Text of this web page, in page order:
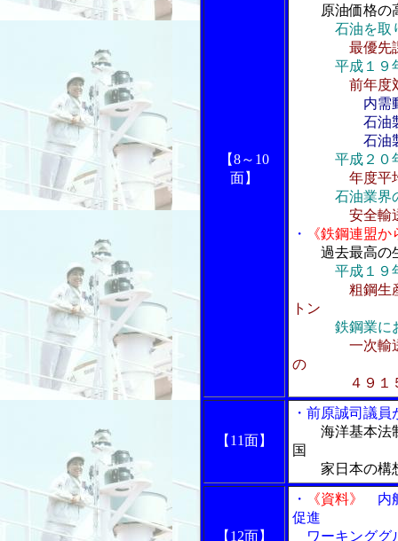
【8～10
面】
原油価格の
石油を取
最優先
平成１９
前年度
内需
石油製品
石油製品
平成２０
年度平
石油業界
安全輸
・
《鉄鋼連盟
過去最高の
平成１９
粗鋼生
トン
鉄鋼業に
一次輸
の
４９１５
【11面】
・前原誠司議
海洋基本法
国
家日本の構
【12面】
・ 《資料》
内
促進
ワーキンググ